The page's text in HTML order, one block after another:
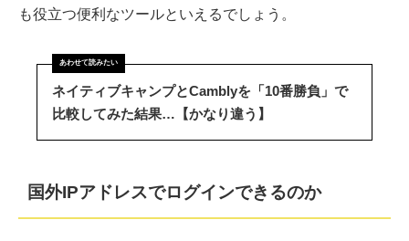
も役立つ便利なツールといえるでしょう。
ネイティブキャンプとCamblyを「10番勝負」で
比較してみた結果…【かなり違う】
国外IPアドレスでログインできるのか